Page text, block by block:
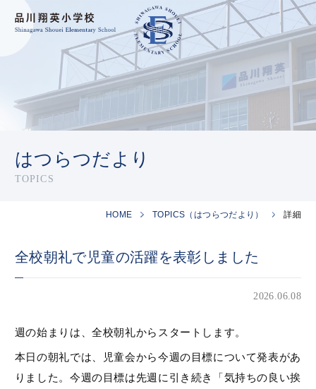
はつらつだより
TOPICS
HOME TOPICS（はつらつだより） 詳細
全校朝礼で児童の活躍を表彰しました
2026.06.08
週の始まりは、全校朝礼からスタートします。
本日の朝礼では、児童会から今週の目標について発表があ
りました。今週の目標は先週に引き続き「気持ちの良い挨